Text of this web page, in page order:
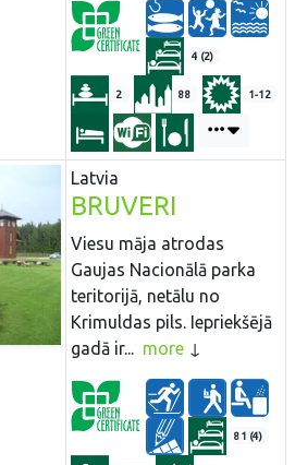
4 (2)
2 88 1-12
Latvia
BRUVERI
Viesu māja atrodas
Gaujas Nacionālā parka
teritorijā, netālu no
Krimuldas pils. Iepriekšējā
gadā ir... more
81 (4)